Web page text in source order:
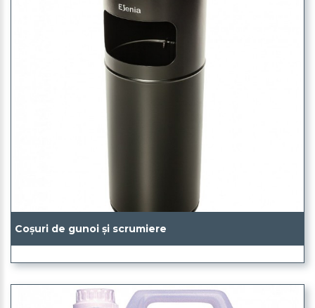
Coșuri de gunoi și scrumiere